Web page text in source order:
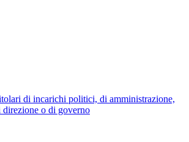
di incarichi politici, di amministrazione,
direzione o di governo